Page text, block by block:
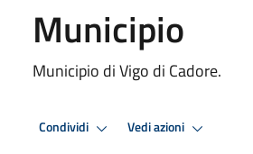
Municipio
Municipio di Vigo di Cadore.
Condividi Vedi azioni